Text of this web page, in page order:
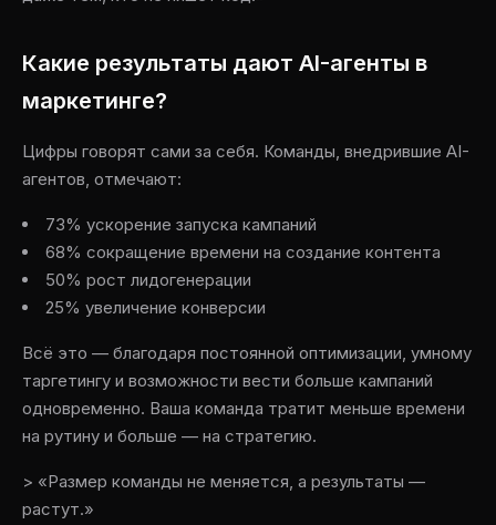
Какие результаты дают AI-агенты в
маркетинге?
Цифры говорят сами за себя. Команды, внедрившие AI-
агентов, отмечают:
73% ускорение запуска кампаний
68% сокращение времени на создание контента
50% рост лидогенерации
25% увеличение конверсии
Всё это — благодаря постоянной оптимизации, умному
таргетингу и возможности вести больше кампаний
одновременно. Ваша команда тратит меньше времени
на рутину и больше — на стратегию.
> «Размер команды не меняется, а результаты —
растут.»